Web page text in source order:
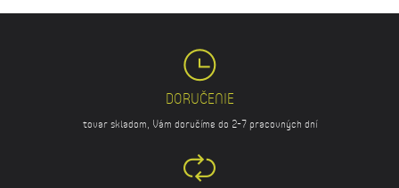
DORUČENIE
tovar skladom, Vám doručíme do 2-7 pracovných dní